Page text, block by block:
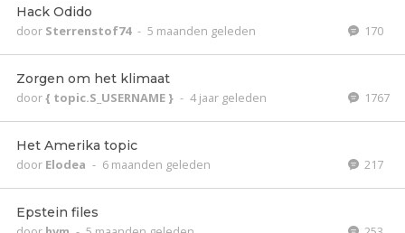
Hack Odido
door Sterrenstof74 - 5 maanden geleden 170
Zorgen om het klimaat
door{ topic.S_USERNAME } - 4 jaar geleden 1767
Het Amerika topic
door Elodea - 6 maanden geleden 217
Epstein files